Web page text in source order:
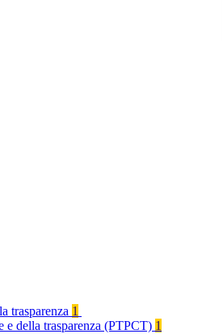
trasparenza 1
e della trasparenza (PTPCT) 1